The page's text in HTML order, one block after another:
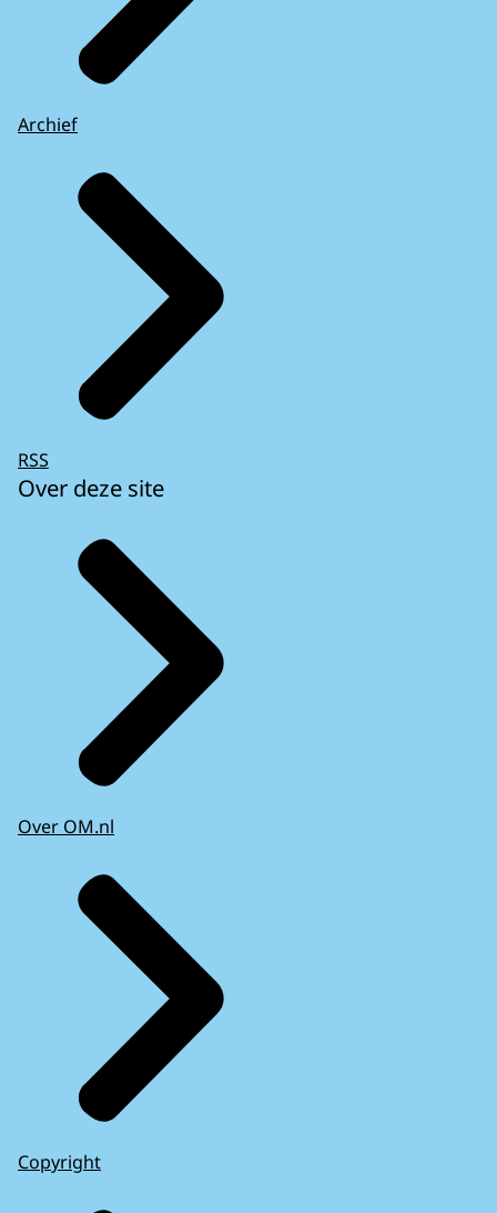
Archief
RSS
Over deze site
Over OM.nl
Copyright